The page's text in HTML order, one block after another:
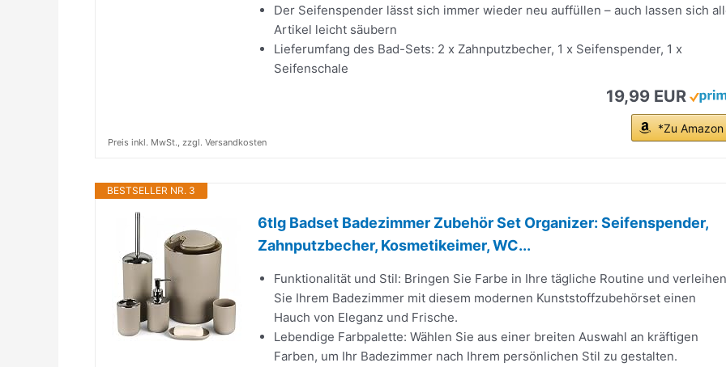
Der Seifenspender lässt sich immer wieder neu auffüllen – auch lassen sich
Artikel leicht säubern
Lieferumfang des Bad-Sets: 2 x Zahnputzbecher, 1 x Seifenspender, 1 x
Seifenschale
19,99 EUR
*Zu Amazon
Preis inkl. MwSt., zzgl. Versandkosten
BESTSELLER NR. 3
6tlg Badset Badezimmer Zubehör Set Organizer: Seifenspender,
Zahnputzbecher, Kosmetikeimer, WC...
Funktionalität und Stil: Bringen Sie Farbe in Ihre tägliche Routine und verleihen
Sie Ihrem Badezimmer mit diesem modernen Kunststoffzubehörset einen
Hauch von Eleganz und Frische.
Lebendige Farbpalette: Wählen Sie aus einer breiten Auswahl an kräftigen
Farben, um Ihr Badezimmer nach Ihrem persönlichen Stil zu gestalten.